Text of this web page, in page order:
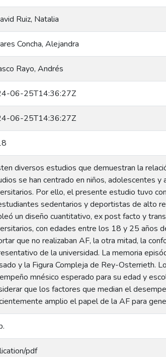
Ruiz, Natalia
Concha, Alejandra
Rayo, Andrés
06-25T14:36:27Z
06-25T14:36:27Z
diversos estudios que demuestran la
se han centrado en niños, adolescentes
Por ello, el presente estudio tuvo
sedentarios y deportistas de alto
un diseño cuantitativo, ex post facto y
con edades entre los 18 y 25 años
que no realizaban AF, la otra mitad, la
de la universidad. La memoria
y la Figura Compleja de Rey-Osterrieth.
mnésico esperado para su edad y
que los factores que median el
amplio el papel de la AF para
pdf